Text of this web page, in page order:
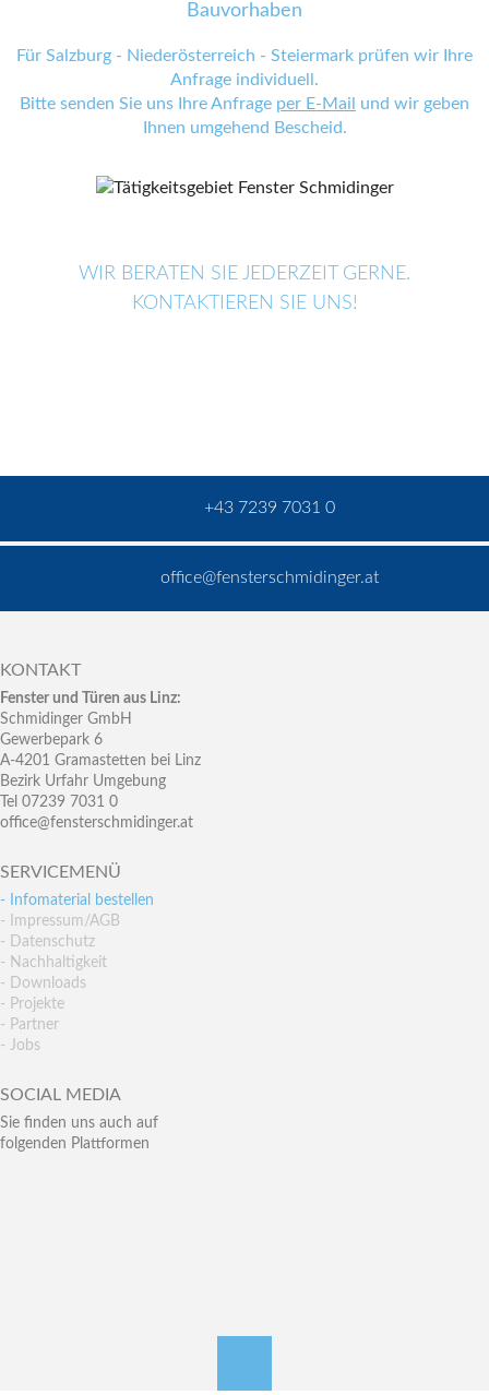
Bauvorhaben
Für Salzburg - Niederösterreich - Steiermark prüfen wir Ihre
Anfrage individuell.
Bitte senden Sie uns Ihre Anfrage per E-Mail
und wir geben
Ihnen umgehend Bescheid.
WIR BERATEN SIE JEDERZEIT GERNE.
KONTAKTIEREN SIE UNS!
+43 7239 7031 0
office@fensterschmidinger.at
KONTAKT
Fenster und Türen aus Linz:
Schmidinger GmbH
Gewerbepark 6
A-4201 Gramastetten bei Linz
Bezirk Urfahr Umgebung
Tel 07239 7031 0
office@fensterschmidinger.at
SERVICEMENÜ
- Infomaterial bestellen
- Impressum/AGB
- Datenschutz
- Nachhaltigkeit
- Downloads
- Projekte
- Partner
- Jobs
SOCIAL MEDIA
Sie finden uns auch auf
folgenden Plattformen